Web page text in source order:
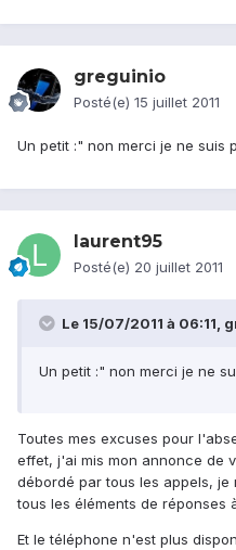
greguinio
Posté(e) 15 juillet 2011
Un petit :" non merci je ne suis
laurent95
Posté(e) 20 juillet 2011
Le 15/07/2011 à 06:11,
Un petit :" non merci je ne
Toutes mes excuses pour
effet, j'ai mis mon annonce de
débordé par tous les appels,
tous les éléments de réponses
Et le téléphone n'est plus